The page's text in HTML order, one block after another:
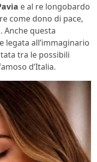
e al re longobardo
come dono di pace,
Anche questa
all’immaginario
tra le possibili
d’Italia.